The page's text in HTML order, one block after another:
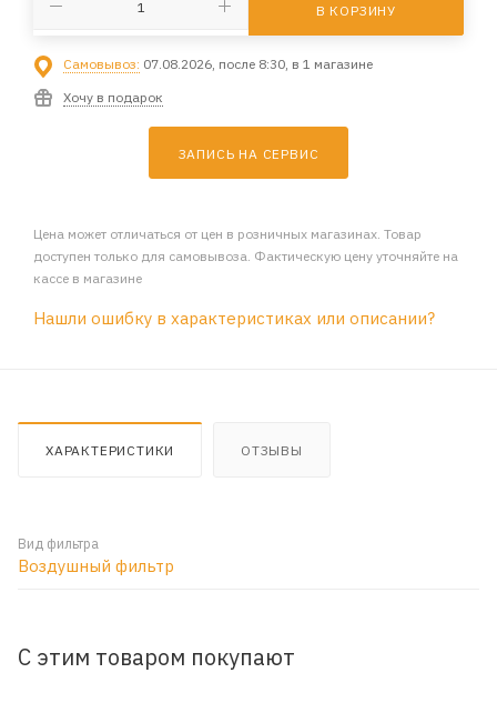
В КОРЗИНУ
Самовывоз: 07.08.2026, после 8:30, в 1 магазине
Хочу в подарок
ЗАПИСЬ НА СЕРВИС
Цена может отличаться от цен в розничных магазинах. Товар
доступен только для самовывоза. Фактическую цену уточняйте на
кассе в магазине
Нашли ошибку в характеристиках или описании?
ХАРАКТЕРИСТИКИ ОТЗЫВЫ
Вид фильтра
Воздушный фильтр
С этим товаром покупают